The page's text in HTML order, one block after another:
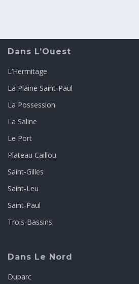
Dans L’Ouest
L’Hermitage
La Plaine Saint-Paul
La Possession
La Saline
Le Port
Plateau Caillou
Saint-Gilles
Saint-Leu
Saint-Paul
Trois-Bassins
Dans Le Nord
Duparc